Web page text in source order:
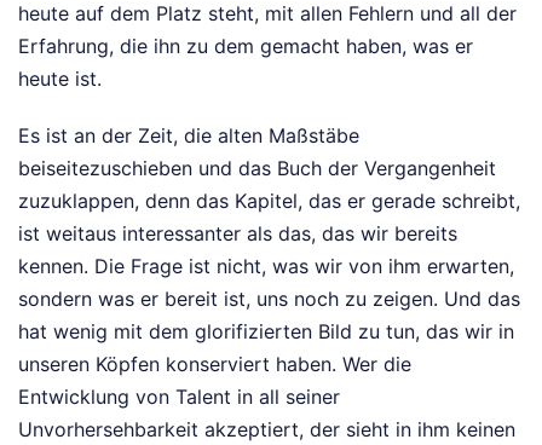
heute auf dem Platz steht, mit allen Fehlern und all der
Erfahrung, die ihn zu dem gemacht haben, was er
heute ist.
Es ist an der Zeit, die alten Maßstäbe
beiseitezuschieben und das Buch der Vergangenheit
zuzuklappen, denn das Kapitel, das er gerade schreibt,
ist weitaus interessanter als das, das wir bereits
kennen. Die Frage ist nicht, was wir von ihm erwarten,
sondern was er bereit ist, uns noch zu zeigen. Und das
hat wenig mit dem glorifizierten Bild zu tun, das wir in
unseren Köpfen konserviert haben. Wer die
Entwicklung von Talent in all seiner
Unvorhersehbarkeit akzeptiert, der sieht in ihm keinen